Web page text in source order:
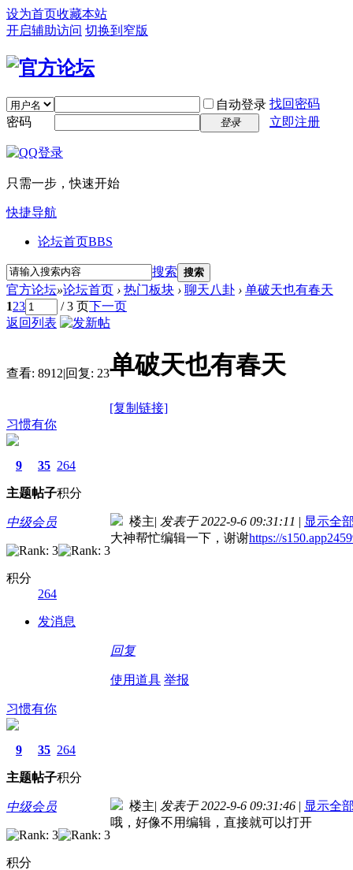
设为首页收藏本站
开启辅助访问 切换到窄版
自动登录 找回密码
密码
登录 立即注册
只需一步，快速开始
快捷导航
论坛首页BBS
搜索 搜索
官方论坛»论坛首页 › 热门板块 › 聊天八卦 › 单破天也有春天
123 / 3 页下一页
返回列表
查看: 8912|回复: 23单破天也有春天
[复制链接]
习惯有你
9
主题
35
帖子
264
积分
中级会员
积分
264
发消息
楼主| 发表于 2022-9-6 09:31:11 | 显示全
大神帮忙编辑一下，谢谢https://
回复
使用道具 举报
习惯有你
9
主题
35
帖子
264
积分
中级会员
积分
楼主| 发表于 2022-9-6 09:31:46 | 显示全
哦，好像不用编辑，直接就可以打开